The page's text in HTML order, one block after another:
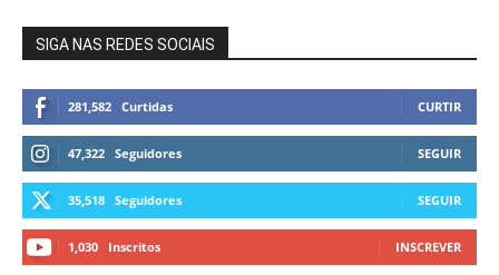
SIGA NAS REDES SOCIAIS
281,582 Curtidas CURTIR
47,322 Seguidores SEGUIR
35,518 Seguidores SEGUIR
1,030 Inscritos INSCREVER